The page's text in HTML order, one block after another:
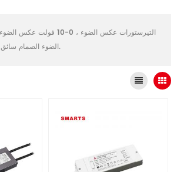
التيرستورات عكس الضوء ،
الضوء الصمام سائقمصنع امدادات الطاقة.